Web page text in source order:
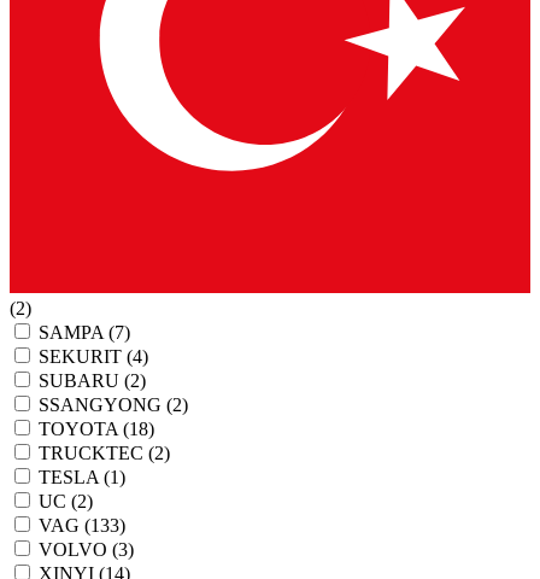
(2)
SAMPA (7)
SEKURIT (4)
SUBARU (2)
SSANGYONG (2)
TOYOTA (18)
TRUCKTEC (2)
TESLA (1)
UC (2)
VAG (133)
VOLVO (3)
XINYI (14)